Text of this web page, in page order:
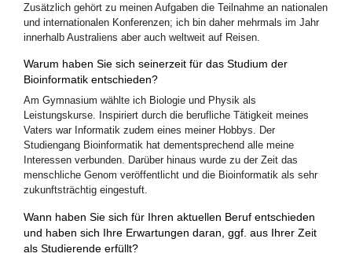
Zusätzlich gehört zu meinen Aufgaben die Teilnahme an nationalen
und internationalen Konferenzen; ich bin daher mehrmals im Jahr
innerhalb Australiens aber auch weltweit auf Reisen.
Warum haben Sie sich seinerzeit für das Studium der
Bioinformatik entschieden?
Am Gymnasium wählte ich Biologie und Physik als
Leistungskurse. Inspiriert durch die berufliche Tätigkeit meines
Vaters war Informatik zudem eines meiner Hobbys. Der
Studiengang Bioinformatik hat dementsprechend alle meine
Interessen verbunden. Darüber hinaus wurde zu der Zeit das
menschliche Genom veröffentlicht und die Bioinformatik als sehr
zukunftsträchtig eingestuft.
Wann haben Sie sich für Ihren aktuellen Beruf entschieden
und haben sich Ihre Erwartungen daran, ggf. aus Ihrer Zeit
als Studierende erfüllt?